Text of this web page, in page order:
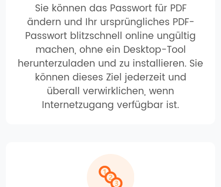
Sie können das Passwort für PDF
ändern und Ihr ursprüngliches PDF-
Passwort blitzschnell online ungültig
machen, ohne ein Desktop-Tool
herunterzuladen und zu installieren. Sie
können dieses Ziel jederzeit und
überall verwirklichen, wenn
Internetzugang verfügbar ist.